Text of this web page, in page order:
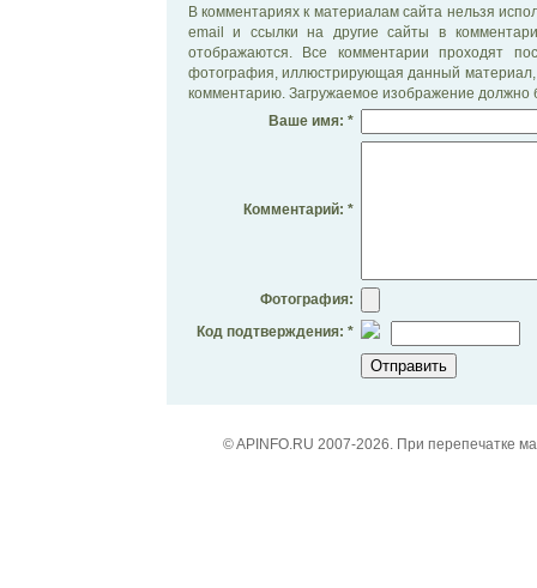
В комментариях к материалам сайта нельзя
email и ссылки на другие сайты в
отображаются. Все комментарии проходят
фотография, иллюстрирующая данный материал,
комментарию. Загружаемое изображение должно
Ваше имя: *
Комментарий: *
Фотография:
Код подтверждения: *
© APINFO.RU 2007-2026. При перепечатке